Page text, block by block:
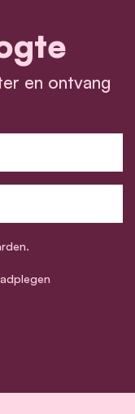
en ontvang